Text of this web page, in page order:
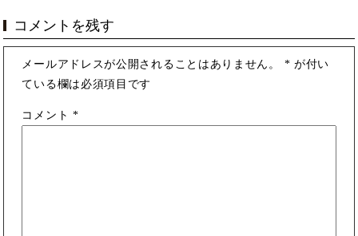
コメントを残す
メールアドレスが公開されることはありません。 * が付い
ている欄は必須項目です
コメント *